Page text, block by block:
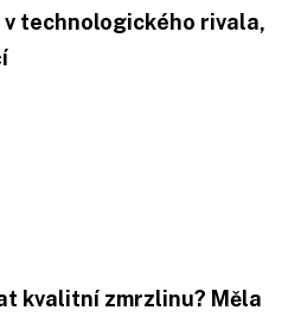
technologického rivala,
kvalitní zmrzlinu? Měla